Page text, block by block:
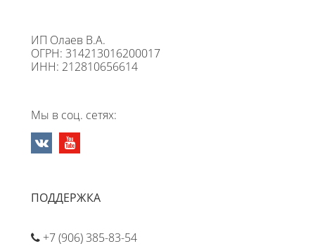
ИП Олаев В.А.
ОГРН: 314213016200017
ИНН: 212810656614
Мы в соц. сетях:
ПОДДЕРЖКА
+7 (906) 385-83-54